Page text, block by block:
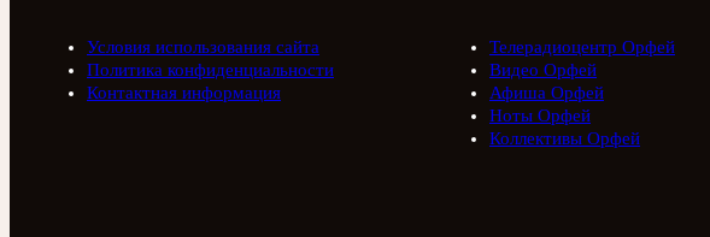
Телерадиоцентр Орфей
Видео Орфей
Афиша Орфей
Ноты Орфей
Коллективы Орфей
Условия использования сайта
Политика конфиденциальности
Контактная информация